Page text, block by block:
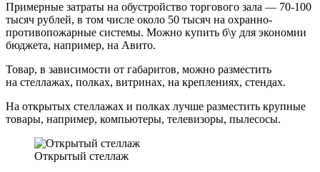
Примерные затраты на обустройство торгового зала — 70-100
тысяч рублей, в том числе около 50 тысяч на охранно-
противопожарные системы. Можно купить б\у для экономии
бюджета, например, на Авито.
Товар, в зависимости от габаритов, можно разместить
на стеллажах, полках, витринах, на креплениях, стендах.
На открытых стеллажах и полках лучше разместить крупные
товары, например, компьютеры, телевизоры, пылесосы.
Открытый стеллаж